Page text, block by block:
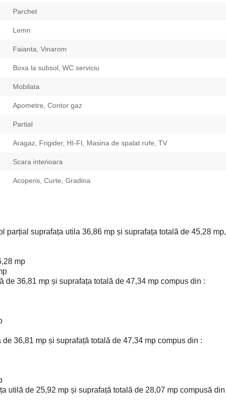
Parchet
Lemn
Faianta, Vinarom
Boxa la subsol, WC serviciu
Mobilata
Apometre, Contor gaz
Partial
Aragaz, Frigider, HI-FI, Masina de spalat rufe, TV
Scara interioara
Acoperis, Curte, Gradina
parțial suprafața utila 36,86 mp și suprafața totală de 45,28 mp,
mp
de 36,81 mp și suprafața totală de 47,34 mp compus din :
de 36,81 mp și suprafață totală de 47,34 mp compus din :
utilă de 25,92 mp și suprafață totală de 28,07 mp compusă din